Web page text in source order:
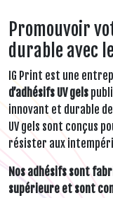
Promouvoir
durable avec
IG Print est une
d’adhésifs UV gels
innovant et durable
UV gels sont conçus
résister aux
Nos adhésifs sont
supérieure et sont